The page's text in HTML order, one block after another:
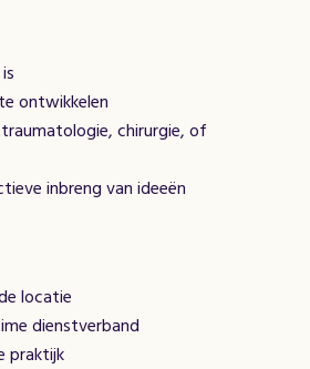
ontwikkelen
chirurgie, of
inbreng van ideeën
locatie
dienstverband
praktijk